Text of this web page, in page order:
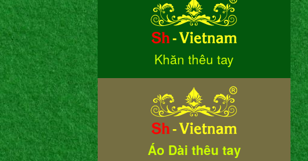
Khăn thêu tay
Áo Dài thêu tay